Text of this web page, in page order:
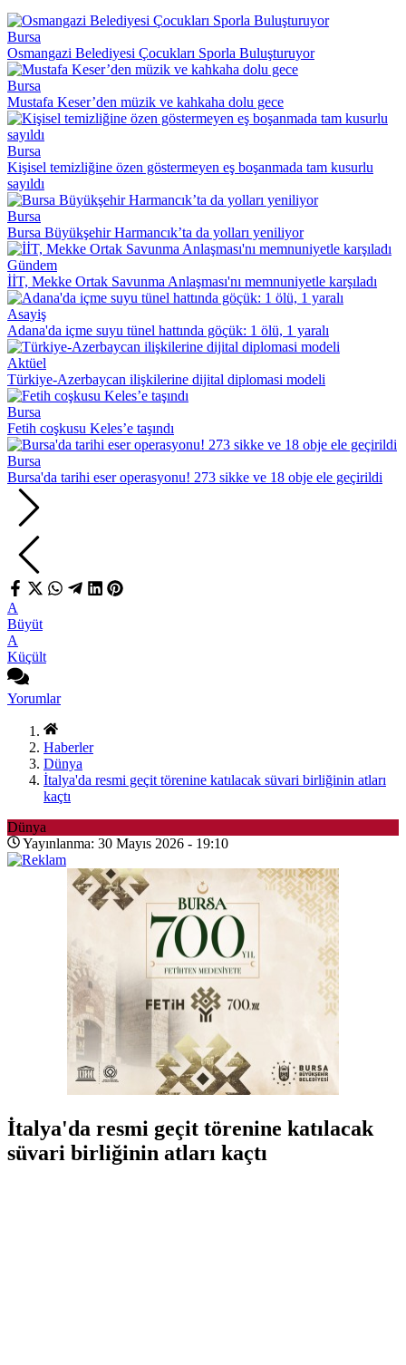
Bursa
Osmangazi Belediyesi Çocukları Sporla Buluşturuyor
Bursa
Mustafa Keser’den müzik ve kahkaha dolu gece
Bursa
Kişisel temizliğine özen göstermeyen eş boşanmada tam kusurlu
sayıldı
Bursa
Bursa Büyükşehir Harmancık’ta da yolları yeniliyor
Gündem
İİT, Mekke Ortak Savunma Anlaşması'nı memnuniyetle karşıladı
Asayiş
Adana'da içme suyu tünel hattında göçük: 1 ölü, 1 yaralı
Aktüel
Türkiye-Azerbaycan ilişkilerine dijital diplomasi modeli
Bursa
Fetih coşkusu Keles’e taşındı
Bursa
Bursa'da tarihi eser operasyonu! 273 sikke ve 18 obje ele geçirildi
A
Büyüt
A
Küçült
Yorumlar
Haberler
Dünya
İtalya'da resmi geçit törenine katılacak süvari birliğinin atları
kaçtı
Dünya
Yayınlanma: 30 Mayıs 2026 - 19:10
İtalya'da resmi geçit törenine katılacak
süvari birliğinin atları kaçtı